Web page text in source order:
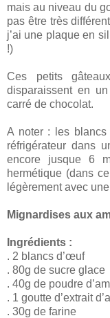
mais au niveau du
pas être très
j’ai une plaque en
!)
Ces petits
disparaissent en
carré de chocolat.
A noter : les
réfrigérateur dans
encore jusque 6
hermétique (dans
légèrement avec
Mignardises aux
Ingrédients :
. 2 blancs d’œuf
. 80g de sucre glace
. 40g de poudre
. 1 goutte d’extrait
. 30g de farine